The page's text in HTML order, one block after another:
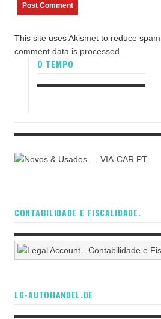
This site uses Akismet to reduce spam.
comment data is processed.
O TEMPO
CONTABILIDADE E FISCALIDADE.
LG-AUTOHANDEL.DE